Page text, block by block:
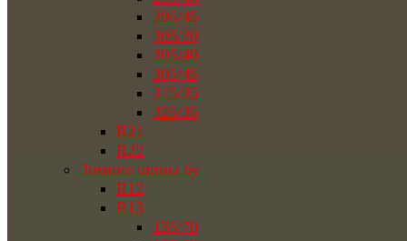
295/45
305/30
305/40
305/45
315/35
325/35
R21
R22
Зимние шины бу
R12
R13
135/70